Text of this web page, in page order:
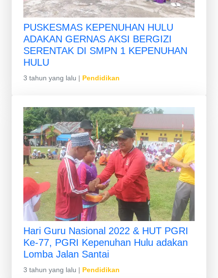
PUSKESMAS KEPENUHAN HULU
ADAKAN GERNAS AKSI BERGIZI
SERENTAK DI SMPN 1 KEPENUHAN
HULU
3 tahun yang lalu | Pendidikan
Hari Guru Nasional 2022 & HUT PGRI
Ke-77, PGRI Kepenuhan Hulu adakan
Lomba Jalan Santai
3 tahun yang lalu | Pendidikan